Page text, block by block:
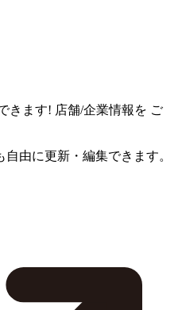
きます! 店舗/企業情報を ご
由に更新・編集できます。